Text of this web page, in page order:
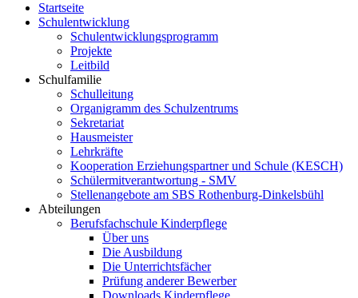
Startseite
Schulentwicklung
Schulentwicklungsprogramm
Projekte
Leitbild
Schulfamilie
Schulleitung
Organigramm des Schulzentrums
Sekretariat
Hausmeister
Lehrkräfte
Kooperation Erziehungspartner und Schule (KESCH)
Schülermitverantwortung - SMV
Stellenangebote am SBS Rothenburg-Dinkelsbühl
Abteilungen
Berufsfachschule Kinderpflege
Über uns
Die Ausbildung
Die Unterrichtsfächer
Prüfung anderer Bewerber
Downloads Kinderpflege